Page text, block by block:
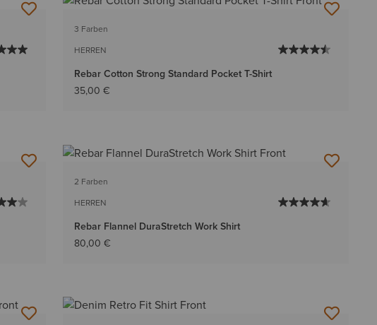
3 Farben
HERREN
Rebar Cotton Strong Standard Pocket T-Shirt
35,00 €
2 Farben
HERREN
Rebar Flannel DuraStretch Work Shirt
80,00 €